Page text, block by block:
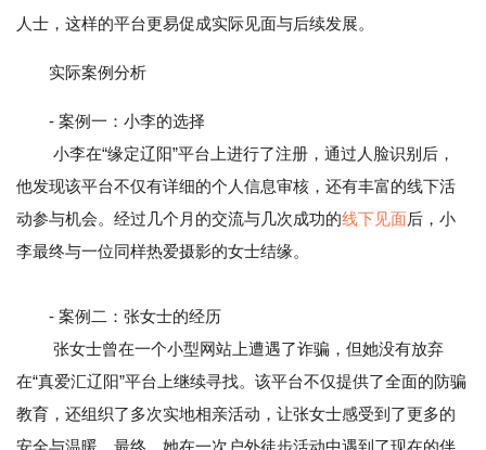
人士，这样的平台更易促成实际见面与后续发展。
实际案例分析
- 案例一：小李的选择
小李在“缘定辽阳”平台上进行了注册，通过人脸识别后，
他发现该平台不仅有详细的个人信息审核，还有丰富的线下活
动参与机会。经过几个月的交流与几次成功的线下见面后，小
李最终与一位同样热爱摄影的女士结缘。
- 案例二：张女士的经历
张女士曾在一个小型网站上遭遇了诈骗，但她没有放弃
在“真爱汇辽阳”平台上继续寻找。该平台不仅提供了全面的防骗
教育，还组织了多次实地相亲活动，让张女士感受到了更多的
安全与温暖。最终，她在一次户外徒步活动中遇到了现在的伴